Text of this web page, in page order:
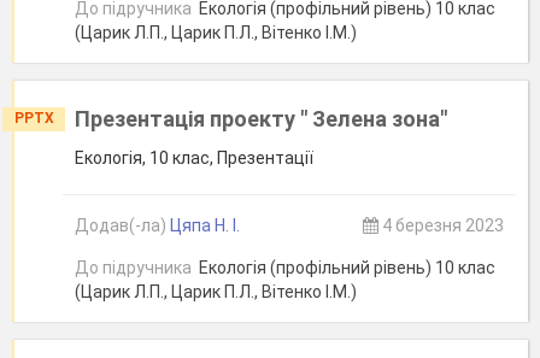
До підручника Екологія (профільний рівень) 10 клас
(Царик Л.П., Царик П.Л., Вітенко І.М.)
PPTX Презентація проекту " Зелена зона"
Екологія, 10 клас, Презентації
Додав(-ла) Цяпа Н. І. 4 березня 2023
До підручника Екологія (профільний рівень) 10 клас
(Царик Л.П., Царик П.Л., Вітенко І.М.)